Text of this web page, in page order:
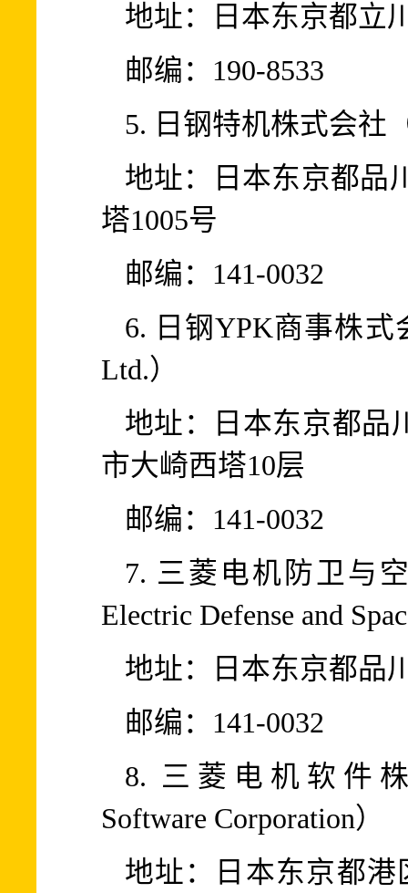
地址：日本东京都立
邮编：190-8533
5. 日钢特机株式会社
地址：日本东京都品
塔1005号
邮编：141-0032
6. 日钢YPK商事株式
Ltd.）
地址：日本东京都品
市大崎西塔10层
邮编：141-0032
7. 三菱电机防卫与
Electric Defense and
地址：日本东京都品
邮编：141-0032
8. 三菱电机软件株
Software Corporation）
地址：日本东京都